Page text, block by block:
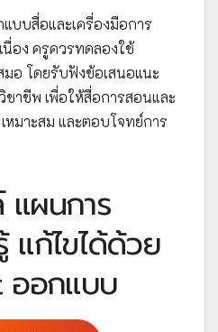
บบสื่อและเครื่องมือการ
อง ครูควรทดลองใช้
อ โดยรับฟังข้อเสนอแนะ
ชาชีพ เพื่อให้สื่อการสอนและ
หมาะสม และตอบโจทย์การ
แผนการ
แก้ไขได้ด้วย
ออกแบบ